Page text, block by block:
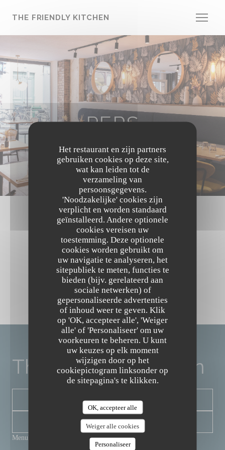
Het restaurant en zijn partners
gebruiken cookies op deze site,
wat kan leiden tot de
verzameling van
persoonsgegevens.
'Noodzakelijke' cookies zijn
verplicht en worden standaard
geïnstalleerd. Andere optionele
cookies vereisen uw
toestemming. Deze optionele
cookies worden gebruikt om
uw navigatie te analyseren, het
sitepubliek te meten, functies te
bieden (bijv. gerelateerd aan
sociale netwerken) of
gepersonaliseerde advertenties
of inhoud weer te geven. Klik
op 'OK, accepteer alle', 'Weiger
alle' of 'Personaliseer' om uw
voorkeuren te beheren. U kunt
uw keuzes op elk moment
wijzigen door op het
cookiepictogram linksonder op
de sitepagina's te klikken.
OK, accepteer alle
Weiger alle cookies
Personaliseer
THE FRIENDLY KITCHEN
PERS
The Friendly Kitchen
RESERVEER EEN TAFEL
NIEUWSBRIEF
Menu's
The Friendly Kitchen